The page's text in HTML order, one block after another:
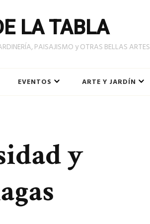
LA TABLA
PAISAJISMO y OTRAS BELLAS ARTES
EVENTOS ARTE Y JARDÍN
y